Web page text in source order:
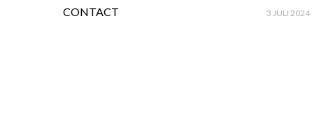
CONTACT
3 JULI 2024